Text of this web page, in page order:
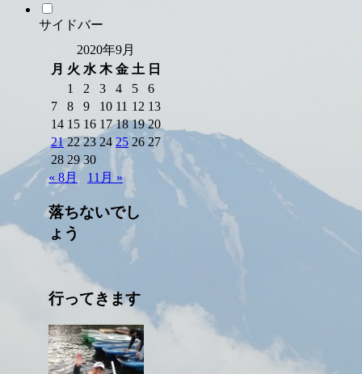
サイドバー
2020年9月
月 火 水 木 金 土 日
1
2 3 4 5
6
7
8 9 10 11 12 13
14 15 16 17 18 19 20
21 22 23 24 25 26 27
28 29 30
« 8月
11月 »
落ちないでし
ょう
行ってきます